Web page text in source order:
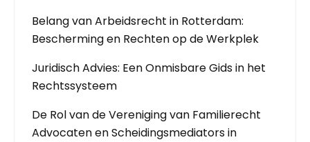
Belang van Arbeidsrecht in Rotterdam:
Bescherming en Rechten op de Werkplek
Juridisch Advies: Een Onmisbare Gids in het
Rechtssysteem
De Rol van de Vereniging van Familierecht
Advocaten en Scheidingsmediators in